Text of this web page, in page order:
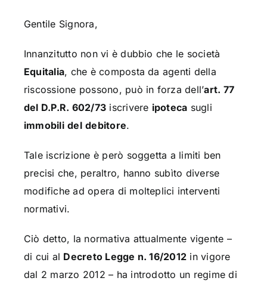
Gentile Signora,
Innanzitutto non vi è dubbio che le società
Equitalia, che è composta da agenti della
riscossione possono, può in forza dell’art. 77
del D.P.R. 602/73 iscrivere ipoteca sugli
immobili del debitore.
Tale iscrizione è però soggetta a limiti ben
precisi che, peraltro, hanno subìto diverse
modifiche ad opera di molteplici interventi
normativi.
Ciò detto, la normativa attualmente vigente –
di cui al Decreto Legge n. 16/2012 in vigore
dal 2 marzo 2012 – ha introdotto un regime di